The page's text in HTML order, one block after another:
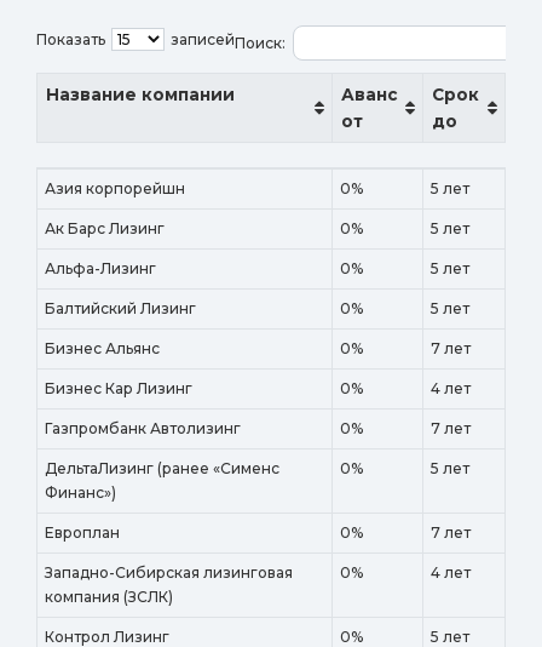
Показать записейПоиск:
Название компании
Аванс
от
Срок
до
Название компании
Аванс
Срок
Азия корпорейшн 0% 5 лет
Ак Барс Лизинг 0% 5 лет
Альфа-Лизинг 0% 5 лет
Балтийский Лизинг 0% 5 лет
Бизнес Альянс 0% 7 лет
Бизнес Кар Лизинг 0% 4 лет
Газпромбанк Автолизинг 0% 7 лет
ДельтаЛизинг (ранее «Сименс
Финанс»)
0% 5 лет
Европлан 0% 7 лет
Западно-Сибирская лизинговая
компания (ЗСЛК)
0% 4 лет
Контрол Лизинг 0% 5 лет